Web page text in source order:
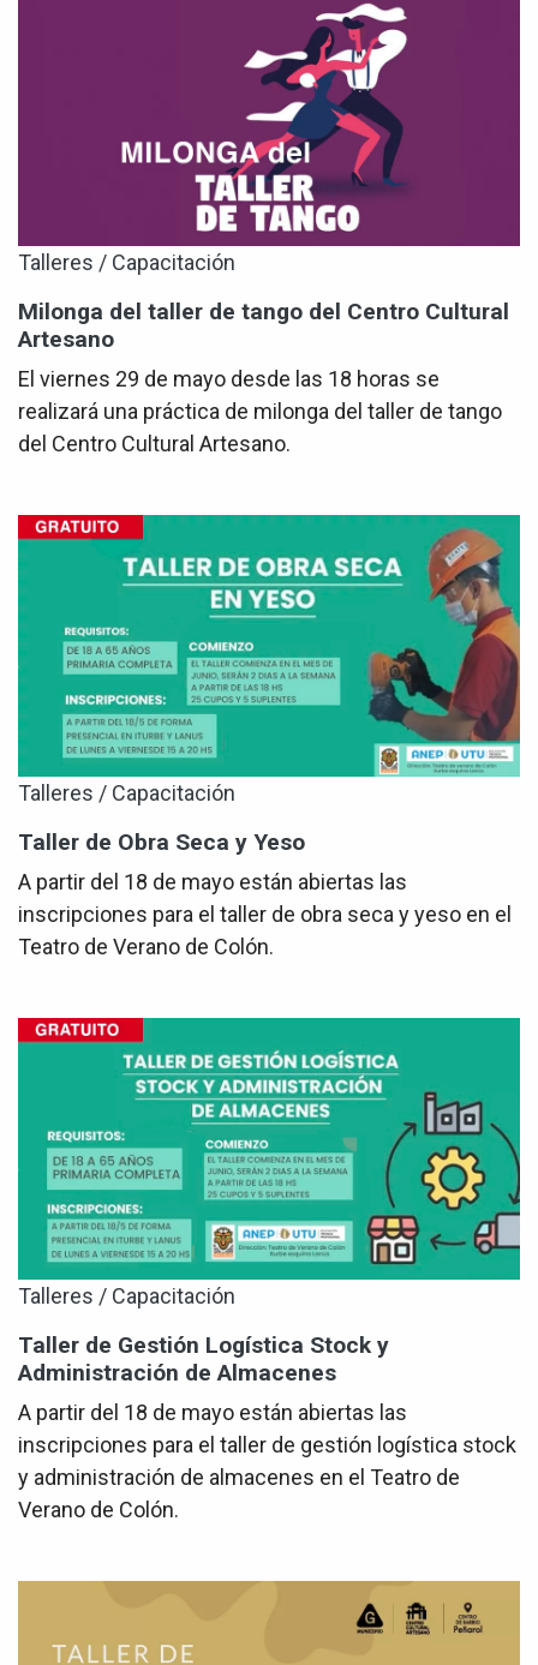
Talleres / Capacitación
Milonga del taller de tango del Centro Cultural
Artesano
El viernes 29 de mayo desde las 18 horas se
realizará una práctica de milonga del taller de tango
del Centro Cultural Artesano.
Talleres / Capacitación
Taller de Obra Seca y Yeso
A partir del 18 de mayo están abiertas las
inscripciones para el taller de obra seca y yeso en el
Teatro de Verano de Colón.
Talleres / Capacitación
Taller de Gestión Logística Stock y
Administración de Almacenes
A partir del 18 de mayo están abiertas las
inscripciones para el taller de gestión logística stock
y administración de almacenes en el Teatro de
Verano de Colón.